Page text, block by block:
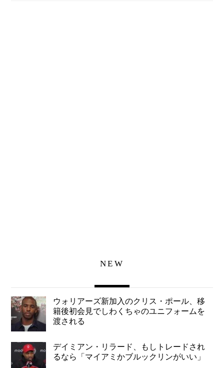
NEW
ウォリアーズ新加入のクリス・ポール、移
籍後初会見でしわくちゃのユニフォームを
渡される
デイミアン・リラード、もしトレードされ
るなら「マイアミかブルックリンがいい」